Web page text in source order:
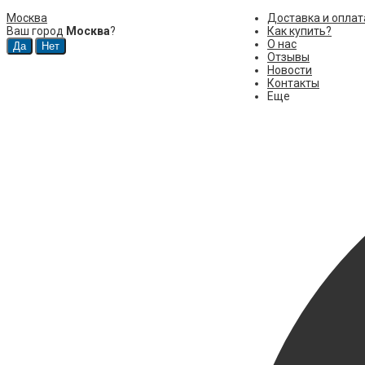
Москва
Ваш город Москва?
Доставка и
Как купить?
О нас
Отзывы
Новости
Контакты
Еще